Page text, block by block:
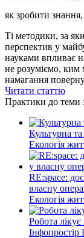
як зробити
Ті методики, за
перспектив у
науками впливає
не розуміємо, ким
намагання
Читати статтю
Практики до теми
Культурна та
Екологія
RE:space:
власну
Екологія
Робота
Інфопростір